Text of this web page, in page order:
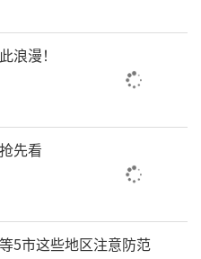
，不得随意拖堂或利
课间活动时间。广大
各个环节，科学把握
，聚焦提质增效，为
实现课上课间一体化
参加？
浪漫！
先看
5市这些地区注意防范